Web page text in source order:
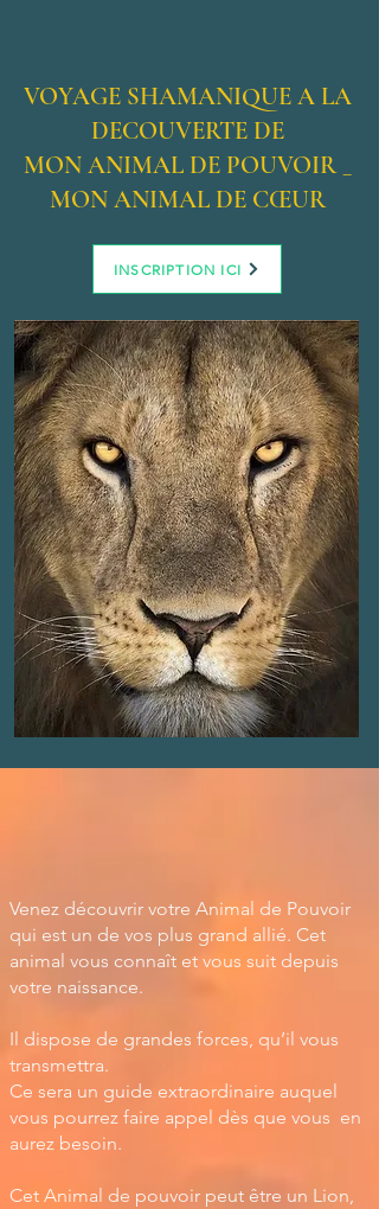
VOYAGE SHAMANIQUE A LA
DECOUVERTE DE
MON ANIMAL DE POUVOIR _
MON ANIMAL DE CŒUR
INSCRIPTION ICI
Venez découvrir votre Animal de Pouvoir
qui est un de vos plus grand allié. Cet
animal vous connaît et vous suit depuis
votre naissance.
Il dispose de grandes forces, qu’il vous
transmettra.
Ce sera un guide extraordinaire auquel
vous pourrez faire appel dès que vous en
aurez besoin.
Cet Animal de pouvoir peut être un Lion,